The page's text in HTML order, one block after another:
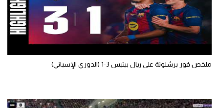
ملخص فوز برشلونة على ريال بيتيس 3-1 (الدوري الإسباني)